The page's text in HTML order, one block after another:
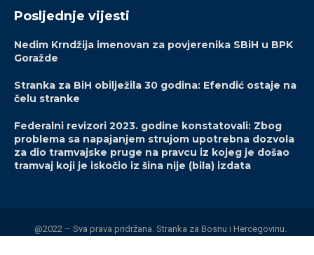
Posljednje vijesti
Nedim Krndžija imenovan za povjerenika SBiH u BPK
Goražde
Stranka za BiH obilježila 30 godina: Efendić ostaje na
čelu stranke
Federalni revizori 2023. godine konstatovali: Zbog
problema sa napajanjem strujom upotrebna dozvola
za dio tramvajske pruge na pravcu iz kojeg je došao
tramvaj koji je iskočio iz šina nije (bila) izdata
@2022 – Sva prava pridržana. Stranka za Bosnu i Hercegovinu.